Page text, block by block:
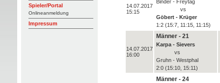
Spieler/Portal
Onlineanmeldung
Impressum
14.07.2017
15:15
Binder - Freytag
vs
Göbert - Krüger
1:2 (15:7, 11:15, 11:15)
14.07.2017
16:00
Männer - 21
Karpa - Sievers
vs
Gruhn - Westphal
2:0 (15:10, 15:11)
Männer - 24